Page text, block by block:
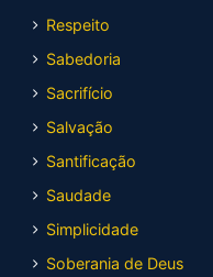
Respeito
Sabedoria
Sacrifício
Salvação
Santificação
Saudade
Simplicidade
Soberania de Deus